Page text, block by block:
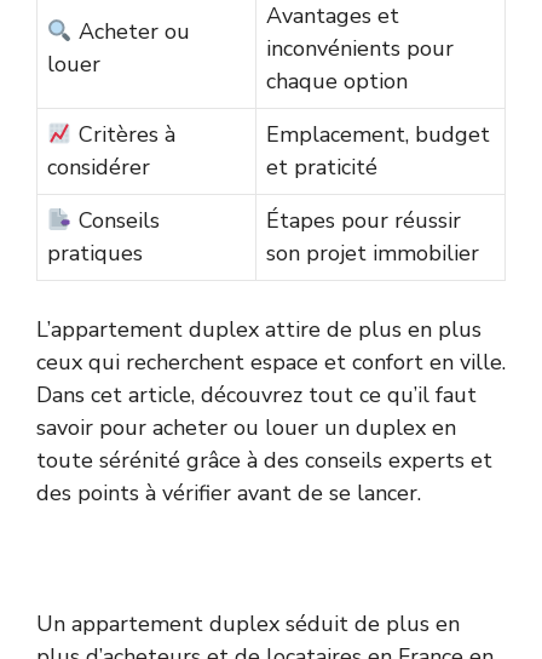
Acheter ou
louer
Avantages et
inconvénients pour
chaque option
Critères à
considérer
Emplacement, budget
et praticité
Conseils
pratiques
Étapes pour réussir
son projet immobilier
L’appartement duplex attire de plus en plus
ceux qui recherchent espace et confort en ville.
Dans cet article, découvrez tout ce qu’il faut
savoir pour acheter ou louer un duplex en
toute sérénité grâce à des conseils experts et
des points à vérifier avant de se lancer.
Un appartement duplex séduit de plus en